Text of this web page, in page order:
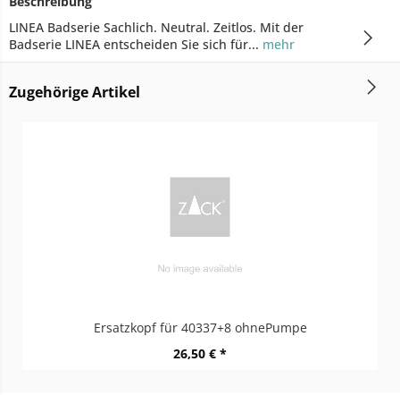
LINEA Badserie Sachlich. Neutral. Zeitlos. Mit der
Badserie LINEA entscheiden Sie sich für... mehr
Zugehörige Artikel
Ersatzkopf für 40337+8 ohnePumpe
26,50 € *